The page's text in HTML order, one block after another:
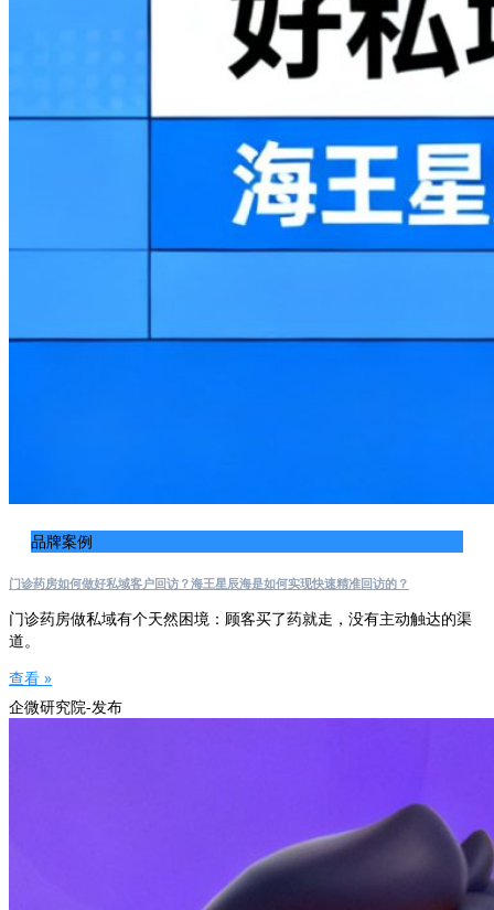
品牌案例
门诊药房如何做好私域客户回访？海王星辰海是如何实现快速精准回访的？
门诊药房做私域有个天然困境：顾客买了药就走，没有主动触达的渠
道。
查看 »
企微研究院-发布